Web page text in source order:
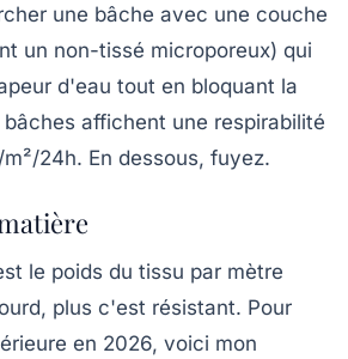
une bâche avec une couche
un non-tissé microporeux) qui
d'eau tout en bloquant la
affichent une respirabilité
24h. En dessous, fuyez.
le poids du tissu par mètre
plus c'est résistant. Pour
en 2026, voici mon